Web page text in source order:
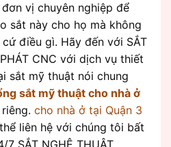
vị chuyên nghiệp để
sắt này cho họ mà không
điều gì. Hãy đến với SẮT
CNC với dịch vụ thiết
sắt mỹ thuật nói chung
sắt mỹ thuật cho nhà ở
cho nhà ở tại Quận 3
liên hệ với chúng tôi bất
SẮT NGHỆ THUẬT